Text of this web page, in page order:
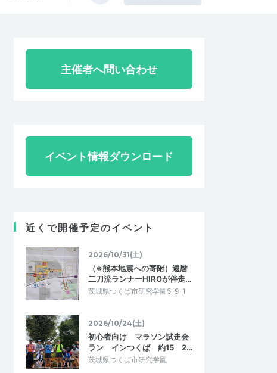
主催者へ問い合わせ
イベント情報ダウンロード
近くで開催予定のイベント
2026/10/31(土)
（※熊本地震への寄附）還暦
二刀流ランナーHIROが伴走…
茨城県つくば市研究学園5-9-1
2026/10/24(土)
初心者向け マラソン試走会
ラン インつくば 約15 2…
茨城県つくば市研究学園